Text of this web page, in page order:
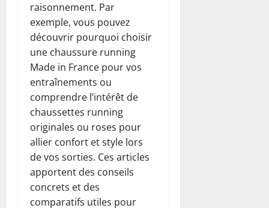
raisonnement. Par
exemple, vous pouvez
découvrir pourquoi choisir
une chaussure running
Made in France pour vos
entraînements ou
comprendre l’intérêt de
chaussettes running
originales ou roses pour
allier confort et style lors
de vos sorties. Ces articles
apportent des conseils
concrets et des
comparatifs utiles pour